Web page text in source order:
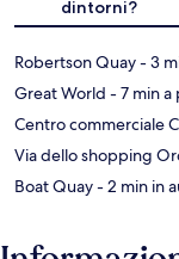
dintorni?
Robertson Quay- 3
Great World - 7 min a
Centro commerciale
Via dello shopping
Boat Quay- 2 min in